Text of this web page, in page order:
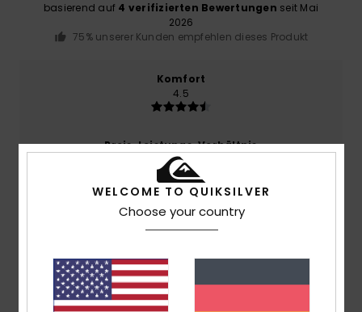
basierend auf 4 verifizierten Bewertungen seit Mai
2026
75% unserer Kunden empfehlen dieses Produkt
Komfort
4.5
Preis-Leistungs-Verhältnis
4.5
Größe
Material
Farbe
WELCOME TO QUIKSILVER
Choose your country